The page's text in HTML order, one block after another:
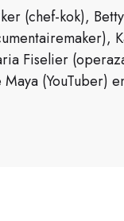
(chef-kok),
Fiselier
(YouTuber)